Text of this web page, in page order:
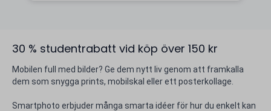
30 % studentrabatt vid köp över 150 kr
Mobilen full med bilder? Ge dem nytt liv genom att framkalla
dem som snygga prints, mobilskal eller ett posterkollage.
Smartphoto erbjuder många smarta idéer för hur du enkelt kan